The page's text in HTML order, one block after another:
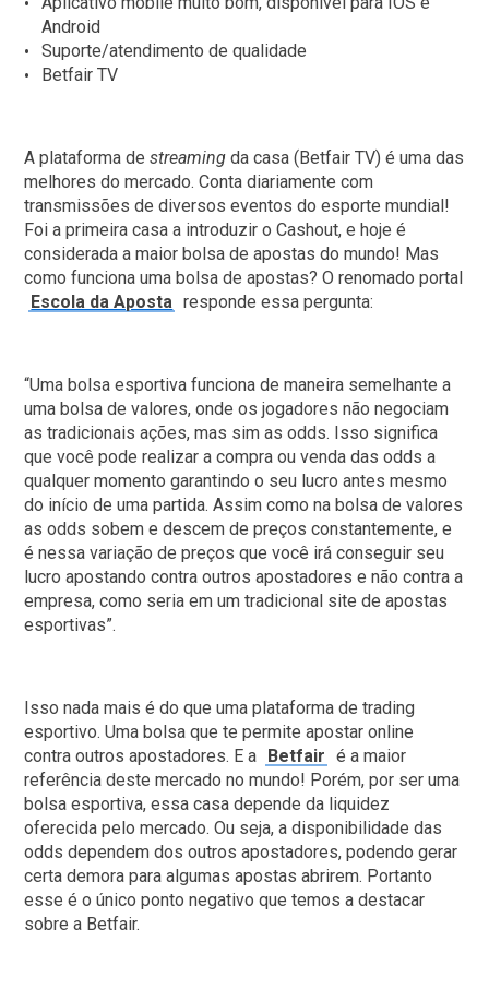
Android
Suporte/atendimento de qualidade
Betfair TV
A plataforma destreaming da casa (Betfair TV) é uma das
melhores do mercado. Conta diariamente com
transmissões de diversos eventos do esporte mundial!
Foi a primeira casa a introduzir o Cashout, e hoje é
considerada a maior bolsa de apostas do mundo! Mas
como funciona uma bolsa de apostas? O renomado portal
Escola da Aposta responde essa pergunta:
“Uma bolsa esportiva funciona de maneira semelhante a
uma bolsa de valores, onde os jogadores não negociam
as tradicionais ações, mas sim as odds. Isso significa
que você pode realizar a compra ou venda das odds a
qualquer momento garantindo o seu lucro antes mesmo
do início de uma partida. Assim como na bolsa de valores
as odds sobem e descem de preços constantemente, e
é nessa variação de preços que você irá conseguir seu
lucro apostando contra outros apostadores e não contra a
empresa, como seria em um tradicional site de apostas
esportivas”.
Isso nada mais é do que uma plataforma de trading
esportivo. Uma bolsa que te permite apostar online
contra outros apostadores. E a Betfair é a maior
referência deste mercado no mundo! Porém, por ser uma
bolsa esportiva, essa casa depende da liquidez
oferecida pelo mercado. Ou seja, a disponibilidade das
odds dependem dos outros apostadores, podendo gerar
certa demora para algumas apostas abrirem. Portanto
esse é o único ponto negativo que temos a destacar
sobre a Betfair.